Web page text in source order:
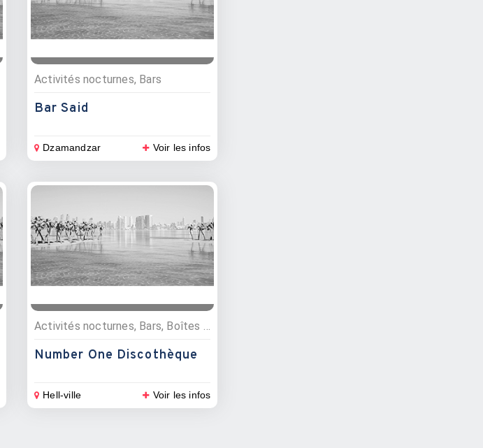
Activités nocturnes, Bars
Bar Said
Dzamandzar Voir les infos
Activités nocturnes, Bars, Boîtes de nuit
Number One Discothèque
Hell-ville Voir les infos